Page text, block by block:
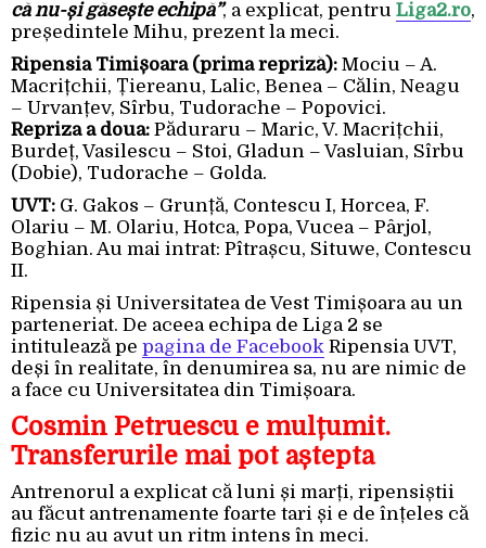
că nu-și găsește echipă”, a explicat, pentru Liga2.ro,
președintele Mihu, prezent la meci.
Ripensia Timișoara (prima repriză): Mociu – A.
Macrițchii, Țiereanu, Lalic, Benea – Călin, Neagu
– Urvanțev, Sîrbu, Tudorache – Popovici.
Repriza a doua: Păduraru – Maric, V. Macrițchii,
Burdeț, Vasilescu – Stoi, Gladun – Vasluian, Sîrbu
(Dobie), Tudorache – Golda.
UVT: G. Gakos – Grunță, Contescu I, Horcea, F.
Olariu – M. Olariu, Hotca, Popa, Vucea – Pârjol,
Boghian. Au mai intrat: Pîtrașcu, Situwe, Contescu
II.
Ripensia și Universitatea de Vest Timișoara au un
parteneriat. De aceea echipa de Liga 2 se
intitulează pe pagina de Facebook Ripensia UVT,
deși în realitate, în denumirea sa, nu are nimic de
a face cu Universitatea din Timișoara.
Cosmin Petruescu e mulțumit.
Transferurile mai pot aștepta
Antrenorul a explicat că luni și marți, ripensiștii
au făcut antrenamente foarte tari și e de înțeles că
fizic nu au avut un ritm intens în meci.